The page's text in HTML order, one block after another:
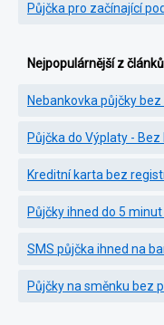
Půjčka pro začínající
Nejpopulárnější z článků
Nebankovka půjčky
Půjčka do Výplaty -
Kreditní karta bez
Půjčky ihned do 5
SMS půjčka ihned na
Půjčky na směnku bez